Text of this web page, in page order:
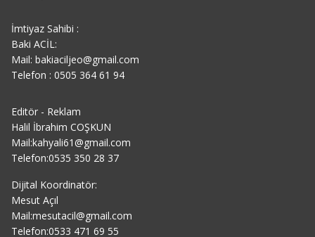
İmtiyaz Sahibi :
Baki ACİL:
Mail: bakiaciljeo@gmail.com
Telefon : 0505 364 61 94
Editör - Reklam
Halil İbrahim COŞKUN
Mail:kahyali61@gmail.com
Telefon:0535 350 28 37
Dijital Koordinatör:
Mesut Açıl
Mail:mesutacil@gmail.com
Telefon:0533 471 69 55